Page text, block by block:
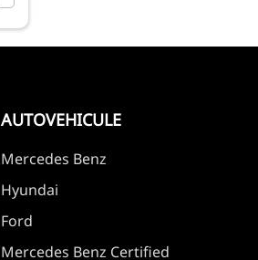
AUTOVEHICULE
Mercedes Benz
Hyundai
Ford
Mercedes Benz Certified